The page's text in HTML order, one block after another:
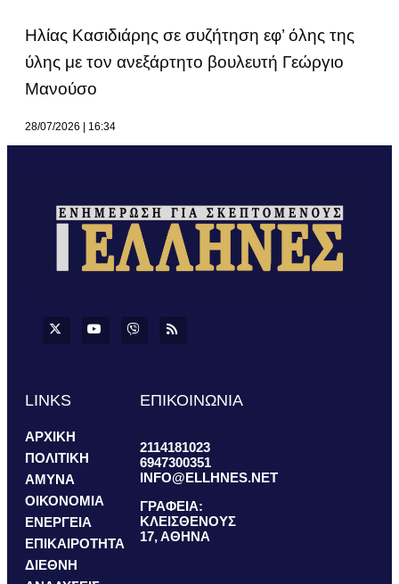
Ηλίας Κασιδιάρης σε συζήτηση εφ’ όλης της
ύλης με τον ανεξάρτητο βουλευτή Γεώργιο
Μανούσο
28/07/2026 16:34
LINKS
ΑΡΧΙΚΗ
ΠΟΛΙΤΙΚΗ
ΑΜΥΝΑ
ΟΙΚΟΝΟΜΙΑ
ΕΝΕΡΓΕΙΑ
ΕΠΙΚΑΙΡΟΤΗΤΑ
ΔΙΕΘΝΗ
ΕΠΙΚΟΙΝΩΝΙΑ
2114181023
6947300351
INFO@ELLHNES.NET
ΓΡΑΦΕΙΑ:
ΚΛΕΙΣΘΕΝΟΥΣ
17, ΑΘΗΝΑ